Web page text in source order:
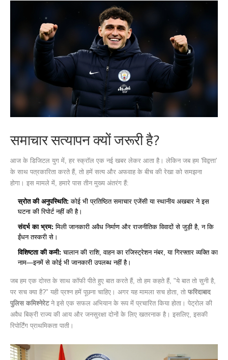
समाचार सत्यापन क्यों जरूरी है?
आज के डिजिटल युग में, हर स्क्रॉल एक नई खबर लेकर आता है। लेकिन जब हम 'विद्वत्ता'
के साथ पत्रकारिता करते हैं, तो हमें सत्य और अफवाह के बीच की रेखा को समझना
होगा। इस मामले में, हमारे पास तीन मुख्य अंतरंग हैं:
स्रोत की अनुपस्थिति: कोई भी प्रतिष्ठित समाचार एजेंसी या स्थानीय अखबार ने इस
घटना की रिपोर्ट नहीं की है।
संदर्भ का भ्रम: मिली जानकारी अवैध निर्माण और राजनीतिक विवादों से जुड़ी है, न कि
ईंधन तस्करी से।
विशिष्टता की कमी: चालान की राशि, वाहन का रजिस्ट्रेशन नंबर, या गिरफ्तार व्यक्ति का
नाम—इनमें से कोई भी जानकारी उपलब्ध नहीं है।
जब हम एक दोस्त के साथ कॉफी पीते हुए बात करते हैं, तो हम कहते हैं, "ये बात तो सुनी है,
पर सच क्या है?" यही प्रश्न हमें पूछना चाहिए। अगर यह मामला सच होता, तो फरिदाबाद
पुलिस कमिश्नेरेटने इसे एक सफल अभियान के रूप में प्रचारित किया होता। पेट्रोल की
अवैध बिक्री राज्य की आय और जनसुरक्षा दोनों के लिए खतरनाक है। इसलिए, इसकी
रिपोर्टिंग प्राथमिकता पाती।